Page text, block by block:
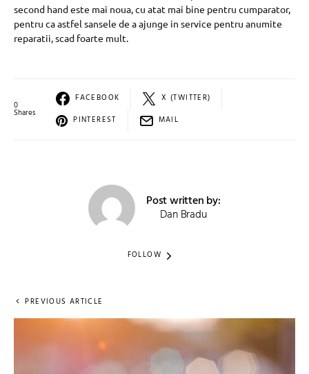
second hand este mai noua, cu atat mai bine pentru cumparator,
pentru ca astfel sansele de a ajunge in service pentru anumite
reparatii, scad foarte mult.
0
Shares
FACEBOOK
X (TWITTER)
PINTEREST
MAIL
Post written by:
Dan Bradu
FOLLOW
PREVIOUS ARTICLE